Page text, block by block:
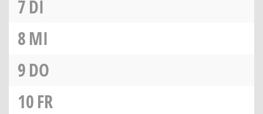
7DI
8MI
9DO
10FR